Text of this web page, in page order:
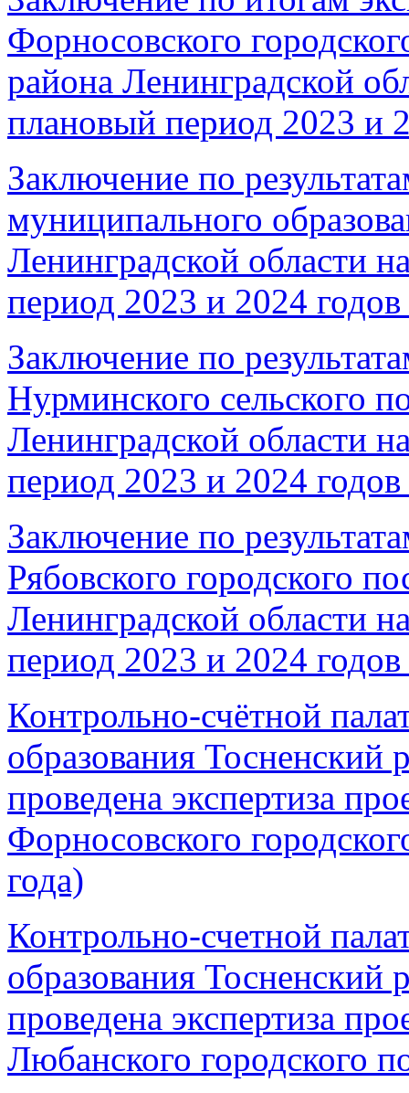
Форносовского
района Ленинградской
плановый период 2023 и
Заключение по
муниципального
Ленинградской области
период 2023 и 2024
Заключение по
Нурминского сельского
Ленинградской области
период 2023 и 2024
Заключение по
Рябовского городского
Ленинградской области
период 2023 и 2024
Контрольно-счётной
образования Тосненский
проведена экспертиза
Форносовского
года)
Контрольно-счетной
образования Тосненский
проведена экспертиза
Любанского городского